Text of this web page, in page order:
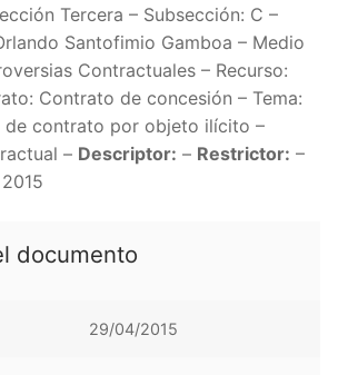
Tercera – Subsección: C –
Santofimio Gamboa – Medio
Contractuales – Recurso:
Contrato de concesión – Tema:
de contrato por objeto ilícito –
– Descriptor: – Restrictor: –
documento
29/04/2015